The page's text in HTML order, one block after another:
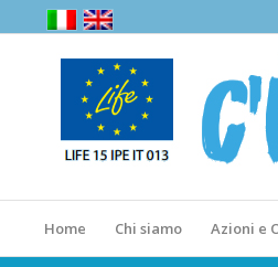
Home Chi siamo Azioni e